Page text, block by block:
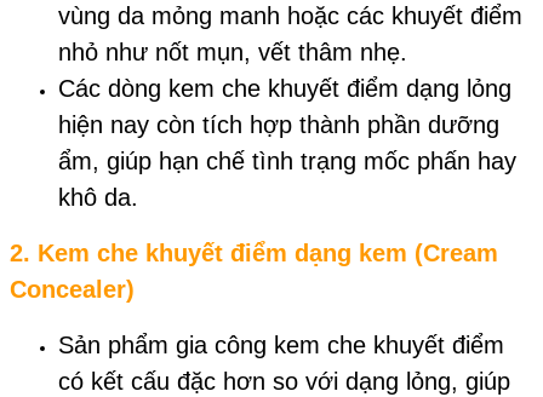
vùng da mỏng manh hoặc các khuyết điểm
nhỏ như nốt mụn, vết thâm nhẹ.
Các dòng kem che khuyết điểm dạng lỏng
hiện nay còn tích hợp thành phần dưỡng
ẩm, giúp hạn chế tình trạng mốc phấn hay
khô da.
2. Kem che khuyết điểm dạng kem (Cream
Concealer)
Sản phẩm gia công kem che khuyết điểm
có kết cấu đặc hơn so với dạng lỏng, giúp